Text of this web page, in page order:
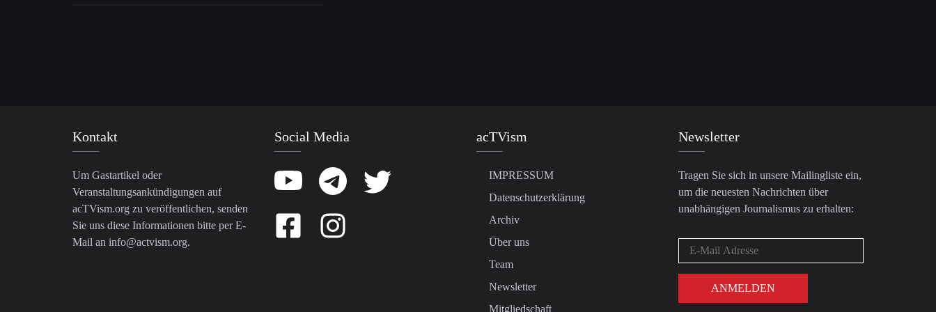
Kontakt
Um Gastartikel oder
Veranstaltungsankündigungen auf
acTVism.org zu veröffentlichen, senden
Sie uns diese Informationen bitte per E-
Mail an info@actvism.org.
Social Media acTVism
IMPRESSUM
Datenschutzerklärung
Archiv
Über uns
Team
Newsletter
Mitgliedschaft
Newsletter
Tragen Sie sich in unsere Mailingliste ein,
um die neuesten Nachrichten über
unabhängigen Journalismus zu erhalten: